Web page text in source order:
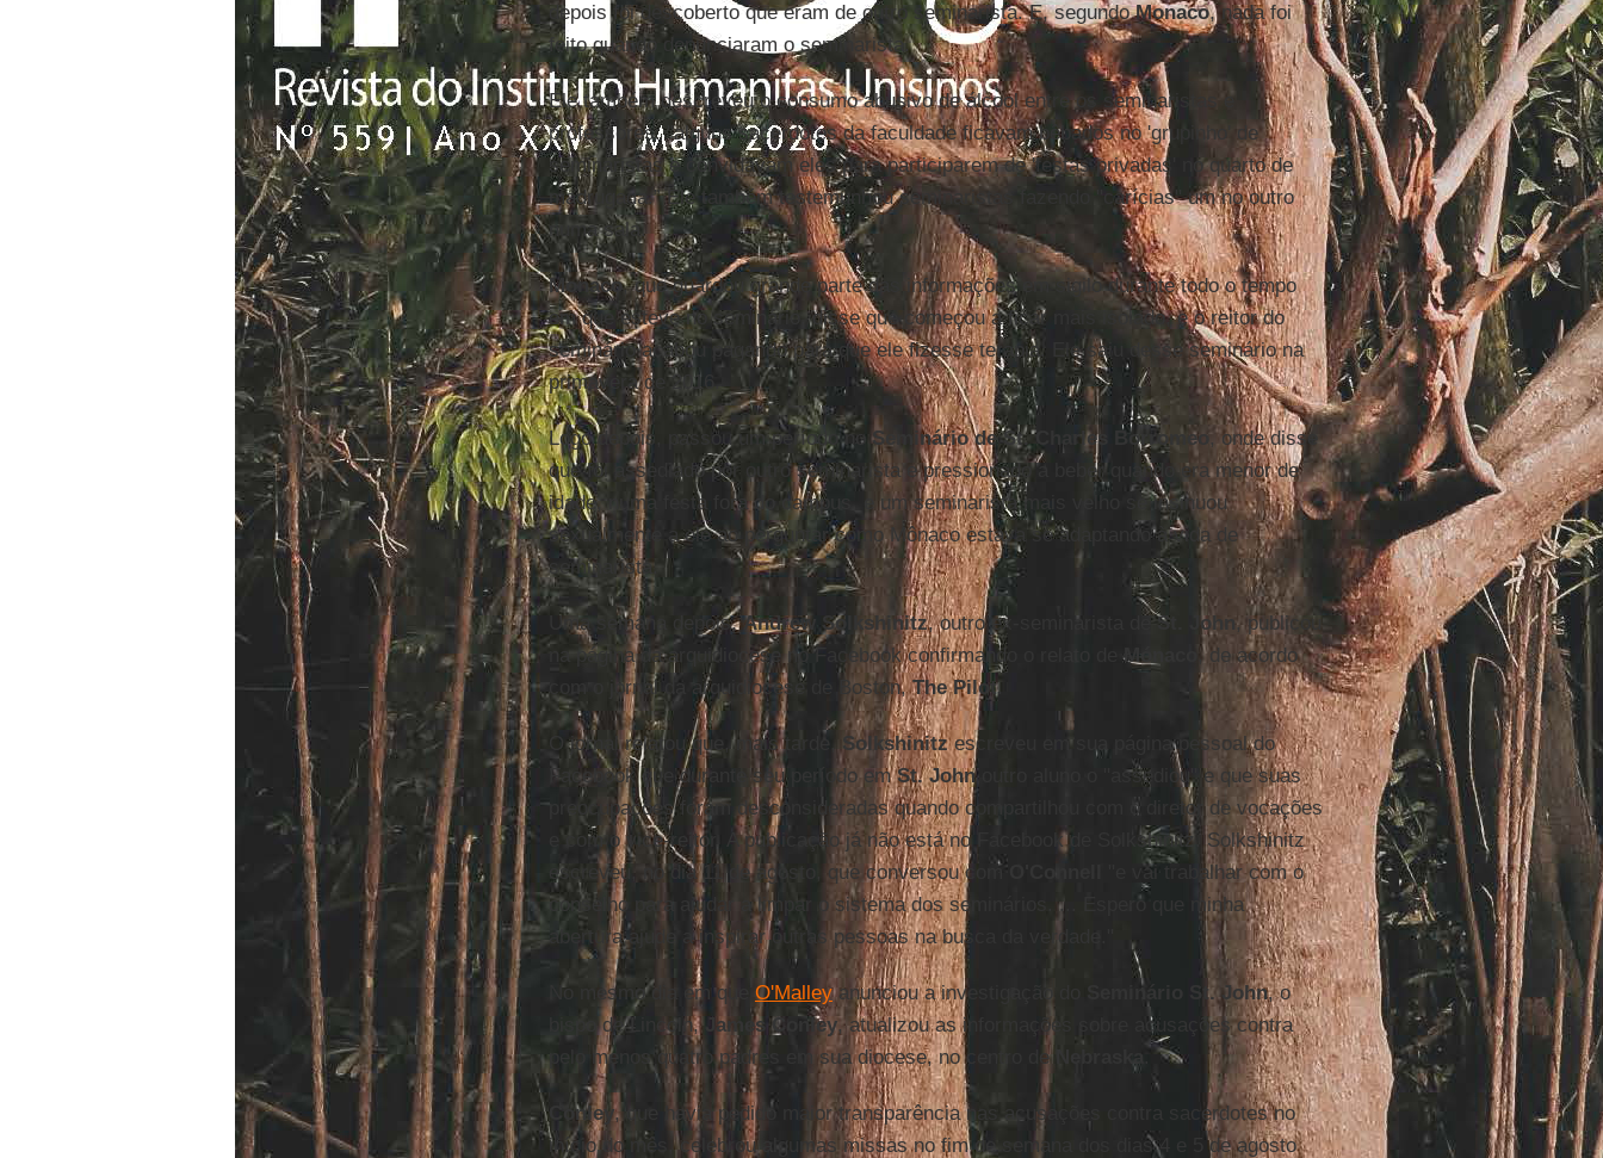
depois foi descoberto que eram de outro seminarista. E, segundoMonaco, nada foi
feito quando denunciaram o seminarista.
Ele também descreveu o consumo abusivo de álcool entre os seminaristas e
professores: "alguns sacerdotes da faculdade ficavam bêbados no 'grupinho' de
seminaristas e convidavam eles para participarem de 'festas privadas' no quarto de
madrugada.” Ele também testemunhou seminaristas fazendo "carícias" um no outro
numa sala.
Monaco, que guardou grande parte das informações em sigilo durante todo o tempo
em que esteve no seminário, disse que começou a ficar mais isolado, e o reitor do
seminário acabou pagando para que ele fizesse terapia. Ele saiu desse seminário na
primavera de 2016.
Logo depois, passou um período noSeminário de St. Charles Borromeo , onde disse
que foi assediado por outro seminarista e pressionado a beber quando era menor de
idade, numa festa fora do campus, e um seminarista mais velho se insinuou
sexualmente a ele ao perguntar como Mônaco estava se adaptando à vida de
seminarista.
Uma semana depois,Andrew Solkshinitz, outro ex-seminarista deSt. John, publicou
na página da arquidiocese no Facebook confirmando o relato deMónaco
, de acordo
com o jornal da arquidiocese de Boston,The Pilot.
O jornal relatou que, mais tarde, Solkshinitzescreveu em sua página pessoal do
Facebook que durante seu período emSt. Johnoutro aluno o "assediou" e que suas
preocupações foram desconsideradas quando compartilhou com o diretor de vocações
e com o vice-reitor. A publicação já não está no Facebook de Solkshinitz. Solkshinitz
escreveu, no dia 11 de agosto, que conversou com
"e vai trabalhar com o
conselho para ajudar a limpar o sistema dos seminários. ... Espero que minha
abertura ajude a inspirar outras pessoas na busca da verdade."
No mesmo dia em que O'Malleyanunciou a investigação do Seminário St. John, o
bispo de Lincoln, James Conley, atualizou as informações sobre acusações contra
pelo menos quatro padres em sua diocese, no centro de
Conley, que havia pedido maior transparência nas acusações contra sacerdotes no
início do mês, celebrou algumas missas no fim de semana dos dias 4 e 5 de agosto